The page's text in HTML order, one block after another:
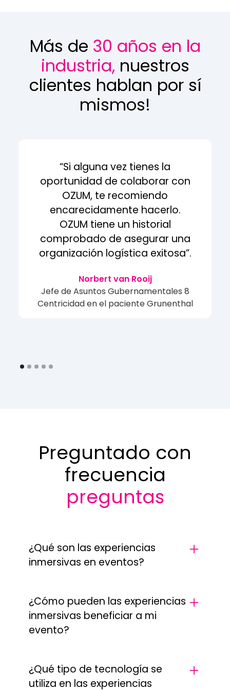
Más de 30 años en la
industria,nuestros
clientes hablan por sí
mismos!
“Si alguna vez tienes la
oportunidad de colaborar con
OZUM, te recomiendo
encarecidamente hacerlo.
OZUM tiene un historial
comprobado de asegurar una
organización logística exitosa”.
Norbert van Rooij
Jefe de Asuntos Gubernamentales 8
Centricidad en el paciente Grunenthal
Preguntado con
frecuencia
preguntas
¿Qué son las experiencias
inmersivas en eventos?
que sumergen a los asistentes en un
entorno interactivo, utilizando tecnología
avanzada, diseño creativo y elementos
sensoriales para crear una conexión más
¿Cómo pueden las experiencias
inmersivas beneficiar a mi
evento?
atención de los asistentes, fomentan la
participación activa y generan un impacto
¿Qué tipo de tecnología se
utiliza en las experiencias